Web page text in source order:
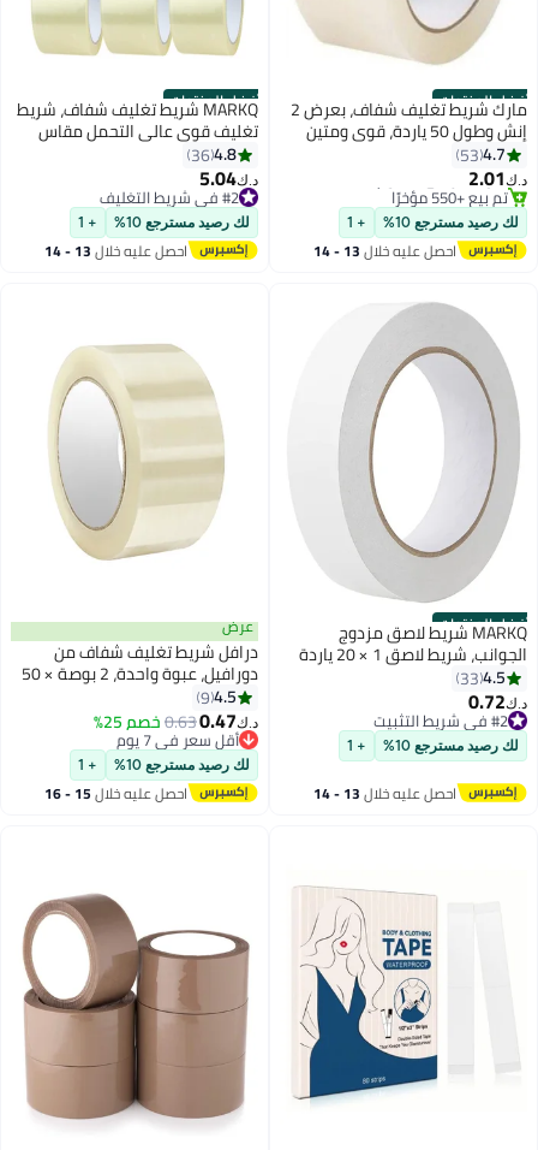
المنتجات مارك شريط تغليف شفاف، بعرض 2
إنش وطول 50 ياردة، قوي ومتين
الطرود والصناديق عند
أو الشحن، وأكياس البريد
ومستلزمات المكاتب [لفة
4.7
53
2.01
#1 في شريط التغليف
أقل سعر في 30 يوم
تم بيع +550 مؤخرًا
#1 في شريط التغليف
رصيد مسترجع 10% + 1
احصل عليه خلال 13 - 14
أفضل المنتجاتMARKQ شريط تغليف شفاف، شريط
تغليف قوي عالي التحمل مقاس
5.08 سم × 50 ياردة لإغلاق صناديق
الطرود، وصناديق النقل، والمنازل،
والحقائب البريدية الكبيرة، واللوازم
المكتبية [6 لفات]
4.8
36
5.04
#2 في شريط التغليف
تم بيع +270 مؤخرًا
#2 في شريط التغليف
لك رصيد مسترجع 10% + 1
احصل عليه خلال 13 - 14
المنتجات
MARKQ شريط لاصق مزدوج
الجوانب، شريط لاصق 1 × 20 ياردة
والحرف اليدوية والتصوير
وسجل القصاصات
البطاقات وتغليف الهدايا
القرطاسية المدرسية
4.5
33
0.72
#2 في شريط التثبيت
أقل سعر في 7 يوم
بتخلّص بسرعة
تم بيع +180 مؤخرًا
#2 في شريط التثبيت
رصيد مسترجع 10% + 1
احصل عليه خلال 13 - 14
عرض
درافل شريط تغليف شفاف من
دورافيل، عبوة واحدة، 2 بوصة × 50
ياردة، شريط تغليف قوي شديد
التحمل لإغلاق صناديق الطرود،
وصناديق نقل الأثاث، ولوازم المكاتب
4.5
9
0.47
0.63خصم 25%أقل سعر في 7 يوم
تم بيع +200 مؤخرًا
أقل سعر في 7 يوم
لك رصيد مسترجع 10% + 1
احصل عليه خلال 15 - 16